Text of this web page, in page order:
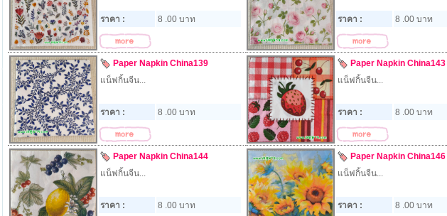
ราคา : 8 .00 บาท ราคา : 8 .00 บาท
Paper Napkin China139
แน็ฟกิ้นจีน...
ราคา : 8 .00 บาท
Paper Napkin China143
แน็ฟกิ้นจีน...
ราคา : 8 .00 บาท
Paper Napkin China144
แน็ฟกิ้นจีน...
ราคา : 8 .00 บาท
Paper Napkin China146
แน็ฟกิ้นจีน...
ราคา : 8 .00 บาท